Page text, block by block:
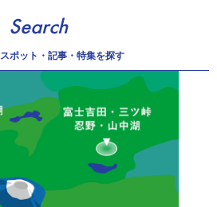
Search
スポット・記事・特集を探す